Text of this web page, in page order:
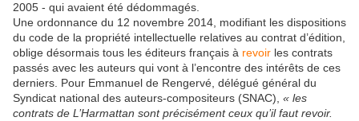
2005 - qui avaient été dédommagés.
Une ordonnance du 12 novembre 2014, modifiant les dispositions
du code de la propriété intellectuelle relatives au contrat d’édition,
oblige désormais tous les éditeurs français à revoir les contrats
passés avec les auteurs qui vont à l’encontre des intérêts de ces
derniers. Pour Emmanuel de Rengervé, délégué général du
Syndicat national des auteurs-compositeurs (SNAC), « les
contrats de L’Harmattan sont précisément ceux qu’il faut revoir.